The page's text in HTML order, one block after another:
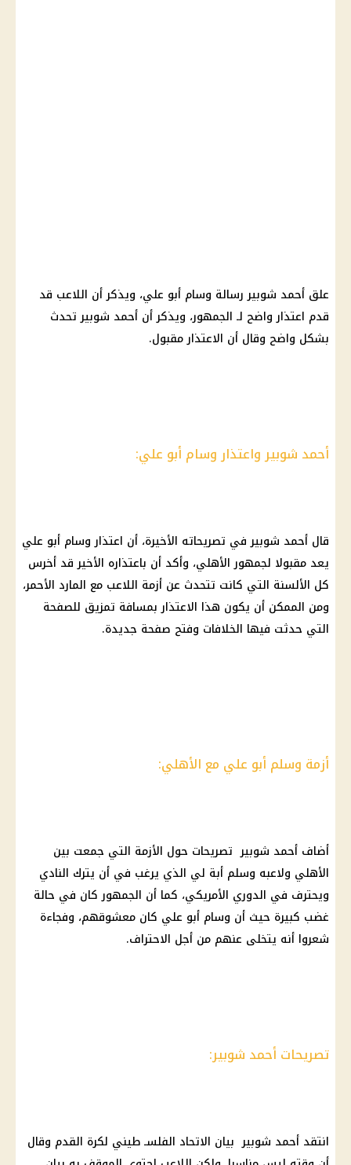
علق أحمد شوبير رسالة وسام أبو علي، ويذكر أن اللاعب قد
قدم اعتذار واضح لـ الجمهور، ويذكر أن أحمد شوبير تحدث
بشكل واضح وقال أن الاعتذار مقبول.
أحمد شوبير واعتذار وسام أبو علي:
قال أحمد شوبير في تصريحاته الأخيرة، أن اعتذار وسام أبو علي
يعد مقبولا لجمهور الأهلي، وأكد أن باعتذاره الأخير قد أخرس
كل الألسنة التي كانت تتحدث عن أزمة اللاعب مع المارد الأحمر،
ومن الممكن أن يكون هذا الاعتذار بمسافة تمزيق للصفحة
التي حدثت فيها الخلافات وفتح صفحة جديدة.
أزمة وسلم أبو علي مع الأهلي:
أضاف أحمد شوبير تصريحات حول الأزمة التي جمعت بين
الأهلي ولاعبه وسلم أبة لي الذي يرغب في أن يترك النادي
ويحترف في الدوري الأمريكي، كما أن الجمهور كان في حالة
غضب كبيرة حيث أن وسام أبو علي كان معشوقهم، وفجاءة
شعروا أنه يتخلى عنهم من أجل الاحتراف.
تصريحات أحمد شوبير:
انتقد أحمد شوبير بيان الاتحاد الفلسـ طيني لكرة القدم وقال